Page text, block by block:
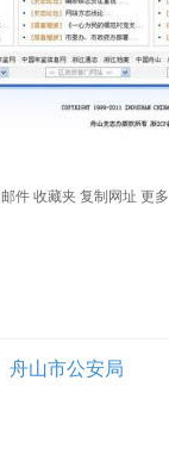
邮件 收藏夹 复制网址 更多
舟山市公安局